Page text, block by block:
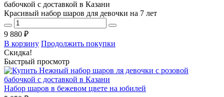
Красивый набор шаров для девочки на 7 лет
9 880 ₽
В корзину Продолжить покупки
Скидка!
Быстрый просмотр
Набор шаров в бежевом цвете на юбилей